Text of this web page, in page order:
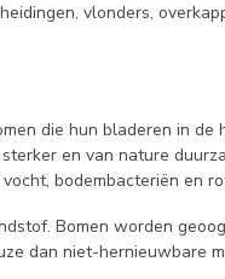
vlonders,
die hun bladeren in
en van nature
bodembacteriën en
Bomen worden
dan niet-hernieuwbare